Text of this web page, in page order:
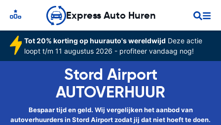
Express Auto Huren
Tot 20% korting op huurauto's wereldwijd Deze actie
loopt t/m 11 augustus 2026 - profiteer vandaag nog!
Stord Airport
AUTOVERHUUR
Bespaar tijd en geld. Wij vergelijken het aanbod van
autoverhuurders in Stord Airport zodat jij dat niet hoeft te doen.